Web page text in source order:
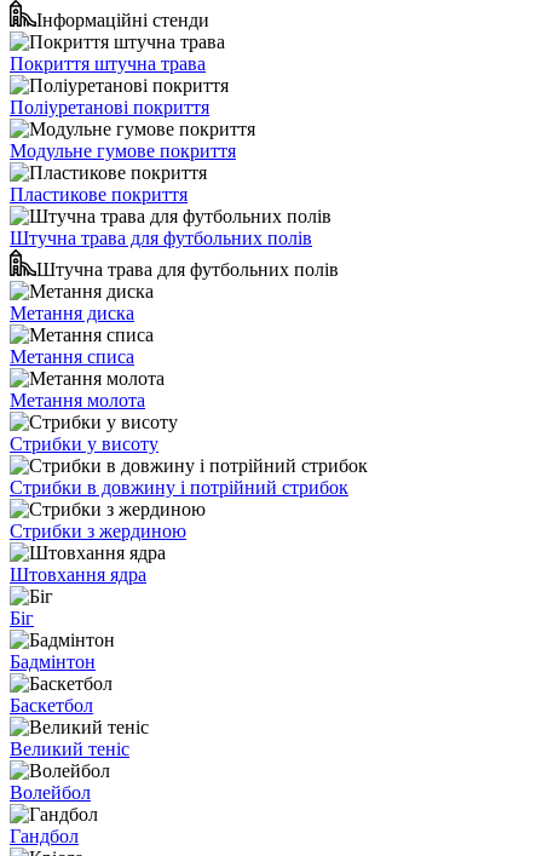
Інформаційні стенди
Покриття штучна трава
Поліуретанові покриття
Модульне гумове покриття
Пластикове покриття
Штучна трава для футбольних полів
Штучна трава для футбольних полів
Метання диска
Метання списа
Метання молота
Стрибки у висоту
Стрибки в довжину і потрійний стрибок
Стрибки з жердиною
Штовхання ядра
Біг
Бадмінтон
Баскетбол
Великий теніс
Волейбол
Гандбол